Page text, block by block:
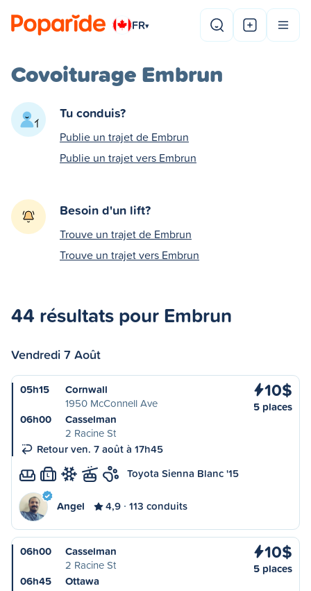
FR▾
Covoiturage Embrun
Tu conduis?
Publie un trajet de Embrun
Publie un trajet vers Embrun
Besoin d'un lift?
Trouve un trajet de Embrun
Trouve un trajet vers Embrun
44 résultats pour Embrun
Vendredi 7 Août
05h15
Cornwall
1950 McConnell Ave
06h00
Casselman
2 Racine St
Retour ven. 7 août à 17h45
10$
5 places
L Toyota Sienna Blanc '15
Angel 4,9 113 conduits
06h00
Casselman
2 Racine St
06h45
Ottawa
10$
5 places